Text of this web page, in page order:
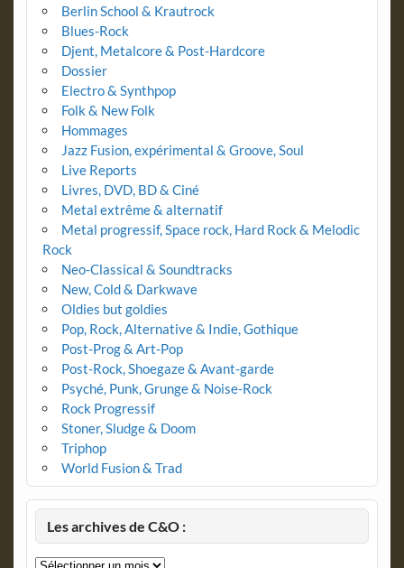
Berlin School & Krautrock
Blues-Rock
Djent, Metalcore & Post-Hardcore
Dossier
Electro & Synthpop
Folk & New Folk
Hommages
Jazz Fusion, expérimental & Groove, Soul
Live Reports
Livres, DVD, BD & Ciné
Metal extrême & alternatif
Metal progressif, Space rock, Hard Rock & Melodic
Rock
Neo-Classical & Soundtracks
New, Cold & Darkwave
Oldies but goldies
Pop, Rock, Alternative & Indie, Gothique
Post-Prog & Art-Pop
Post-Rock, Shoegaze & Avant-garde
Psyché, Punk, Grunge & Noise-Rock
Rock Progressif
Stoner, Sludge & Doom
Triphop
World Fusion & Trad
Les archives de C&O :
Les